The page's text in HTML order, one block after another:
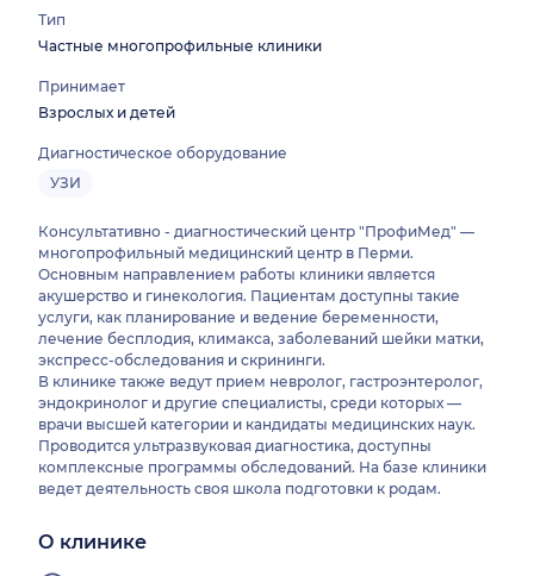
Тип
Частные многопрофильные клиники
Принимает
Взрослых и детей
Диагностическое оборудование
УЗИ
Консультативно - диагностический центр "ПрофиМед" —
многопрофильный медицинский центр в Перми.
Основным направлением работы клиники является
акушерство и гинекология. Пациентам доступны такие
услуги, как планирование и ведение беременности,
лечение бесплодия, климакса, заболеваний шейки матки,
экспресс-обследования и скрининги.
В клинике также ведут прием невролог, гастроэнтеролог,
эндокринолог и другие специалисты, среди которых —
врачи высшей категории и кандидаты медицинских наук.
Проводится ультразвуковая диагностика, доступны
комплексные программы обследований. На базе клиники
ведет деятельность своя школа подготовки к родам.
О клинике